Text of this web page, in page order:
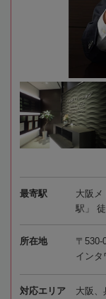
最寄駅
大阪メ
駅」
所在地
〒
インタ
対応エリア 大阪、